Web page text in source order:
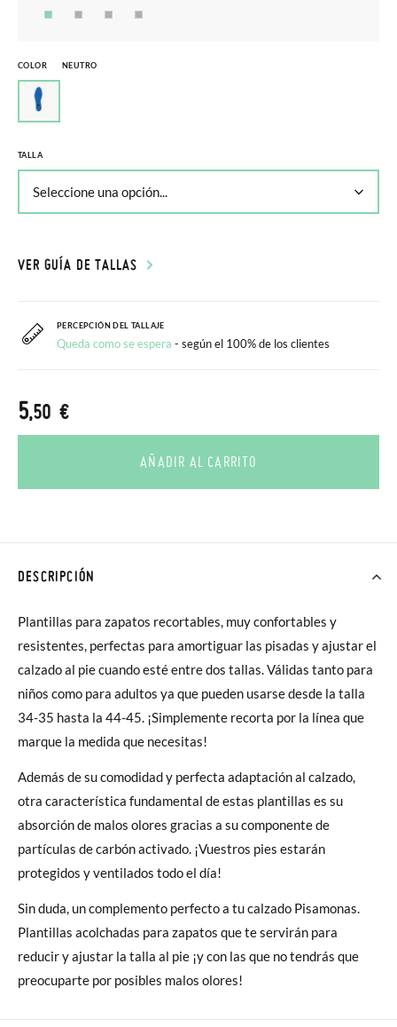
COLOR NEUTRO
TALLA
VER GUÍA DE TALLAS
PERCEPCIÓN DEL TALLAJE
Queda como se espera - según el 100% de los clientes
5,50 €
AÑADIR AL CARRITO
DESCRIPCIÓN
Plantillas para zapatos recortables, muy confortables y
resistentes, perfectas para amortiguar las pisadas y ajustar el
calzado al pie cuando esté entre dos tallas. Válidas tanto para
niños como para adultos ya que pueden usarse desde la talla
34-35 hasta la 44-45. ¡Simplemente recorta por la línea que
marque la medida que necesitas!
Además de su comodidad y perfecta adaptación al calzado,
otra característica fundamental de estas plantillas es su
absorción de malos olores gracias a su componente de
partículas de carbón activado. ¡Vuestros pies estarán
protegidos y ventilados todo el día!
Sin duda, un complemento perfecto a tu calzado Pisamonas.
Plantillas acolchadas para zapatos que te servirán para
reducir y ajustar la talla al pie ¡y con las que no tendrás que
preocuparte por posibles malos olores!